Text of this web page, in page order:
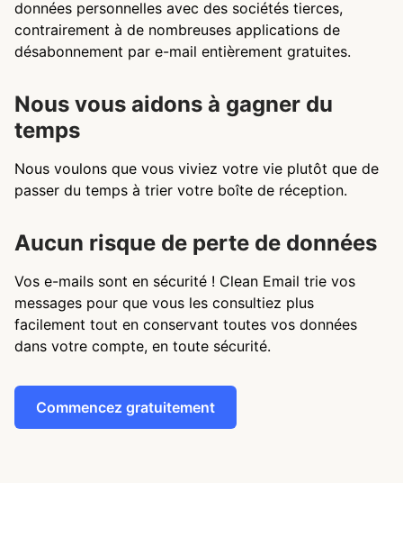
données personnelles avec des sociétés tierces,
contrairement à de nombreuses applications de
désabonnement par e-mail entièrement gratuites.
Nous vous aidons à gagner du
temps
Nous voulons que vous viviez votre vie plutôt que de
passer du temps à trier votre boîte de réception.
Aucun risque de perte de données
Vos e-mails sont en sécurité ! Clean Email trie vos
messages pour que vous les consultiez plus
facilement tout en conservant toutes vos données
dans votre compte, en toute sécurité.
Commencez gratuitement